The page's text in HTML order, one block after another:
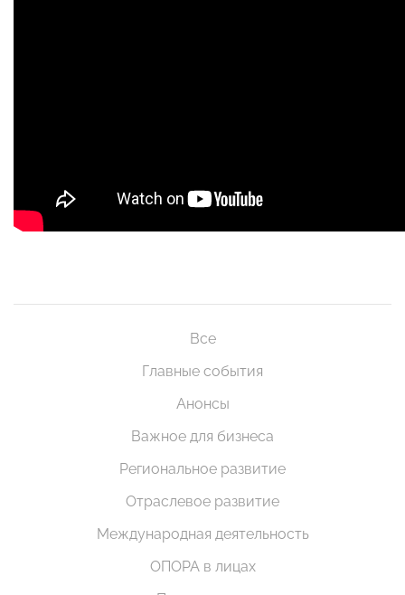
Все
Главные события
Анонсы
Важное для бизнеса
Региональное развитие
Отраслевое развитие
Международная деятельность
ОПОРА в лицах